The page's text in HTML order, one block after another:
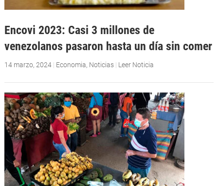
Encovi 2023: Casi 3 millones de
venezolanos pasaron hasta un día sin comer
14 marzo, 2024| Economia, Noticias | Leer Noticia